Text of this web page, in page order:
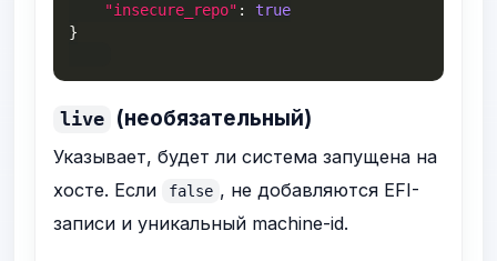
"insecure_repo" :
true
}
live (необязательный)
Указывает, будет ли система запущена на
хосте. Если
false , не добавляются EFI-
записи и уникальный machine-id.